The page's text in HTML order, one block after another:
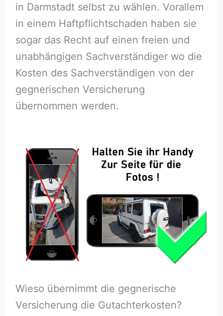
in Darmstadt selbst zu wählen. Vorallem
in einem Haftpflichtschaden haben sie
sogar das Recht auf einen freien und
unabhängigen Sachverständiger wo die
Kosten des Sachverständigen von der
gegnerischen Versicherung
übernommen werden.
Wieso übernimmt die gegnerische
Versicherung die Gutachterkosten?